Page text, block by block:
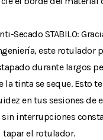
Secado STABILO:
este rotulador
durante largos
la tinta se seque. Esto
en tus sesiones de
interrupciones
tapar el rotulador.